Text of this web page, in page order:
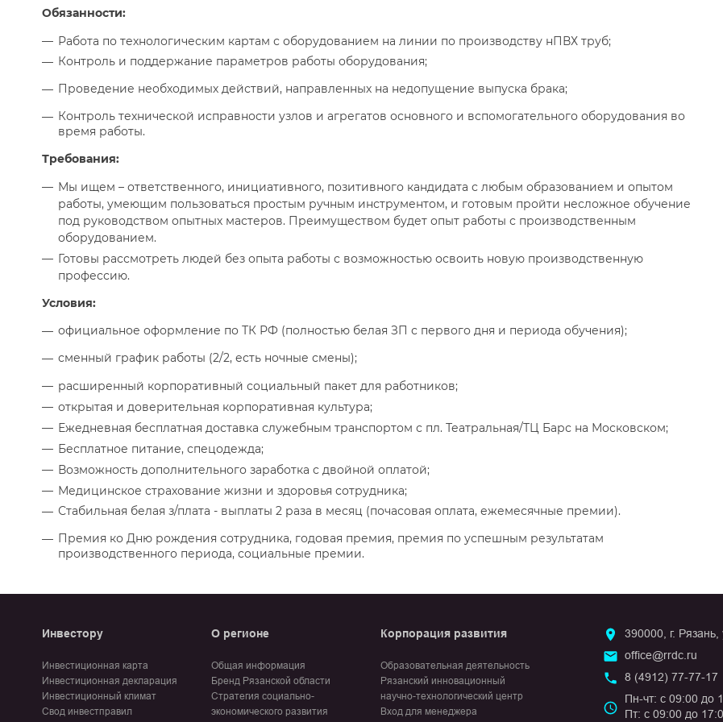
Обязанности:
Работа по технологическим картам с оборудованием на линии по производству нПВХ труб;
Контроль и поддержание параметров работы оборудования;
Проведение необходимых действий, направленных на недопущение выпуска брака;
Контроль технической исправности узлов и агрегатов основного и вспомогательного оборудования во
время работы.
Требования:
Мы ищем – ответственного, инициативного, позитивного кандидата с любым образованием и опытом
работы, умеющим пользоваться простым ручным инструментом, и готовым пройти несложное обучение
под руководством опытных мастеров. Преимуществом будет опыт работы с производственным
оборудованием.
Готовы рассмотреть людей без опыта работы с возможностью освоить новую производственную
профессию.
Условия:
официальное оформление по ТК РФ (полностью белая ЗП с первого дня и периода обучения);
сменный график работы (2/2, есть ночные смены);
расширенный корпоративный социальный пакет для работников;
открытая и доверительная корпоративная культура;
Ежедневная бесплатная доставка служебным транспортом с пл. Театральная/ТЦ Барс на Московском;
Бесплатное питание, спецодежда;
Возможность дополнительного заработка с двойной оплатой;
Медицинское страхование жизни и здоровья сотрудника;
Стабильная белая з/плата - выплаты 2 раза в месяц (почасовая оплата, ежемесячные премии).
Премия ко Дню рождения сотрудника, годовая премия, премия по успешным результатам
производственного периода, социальные премии.
Инвестору
Инвестиционная карта
Инвестиционная декларация
Инвестиционный климат
Свод инвестправил
О регионе
Общая информация
Бренд Рязанской области
Стратегия социально-
экономического развития
Корпорация развития
Образовательная деятельность
Рязанский инновационный
научно-технологический центр
Вход для менеджера
390000, г.
office@rrdc.ru
8 (4912) 77-77-17
Пн-чт: с 09:00 до
Пт: с 09:00 до